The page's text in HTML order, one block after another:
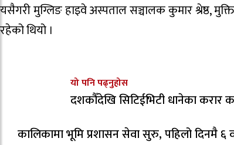
यसैगरी मुग्लिङ हाइवे अस्पताल सञ्चालक कुमार श्रेष्ठ,
रहेको थियो ।
यो पनि पढ्नुहोस
दशकौँदेखि सिटिईभिटी धानेका करार
कालिकामा भूमि प्रशासन सेवा सुरु, पहिलो दिनमै ६